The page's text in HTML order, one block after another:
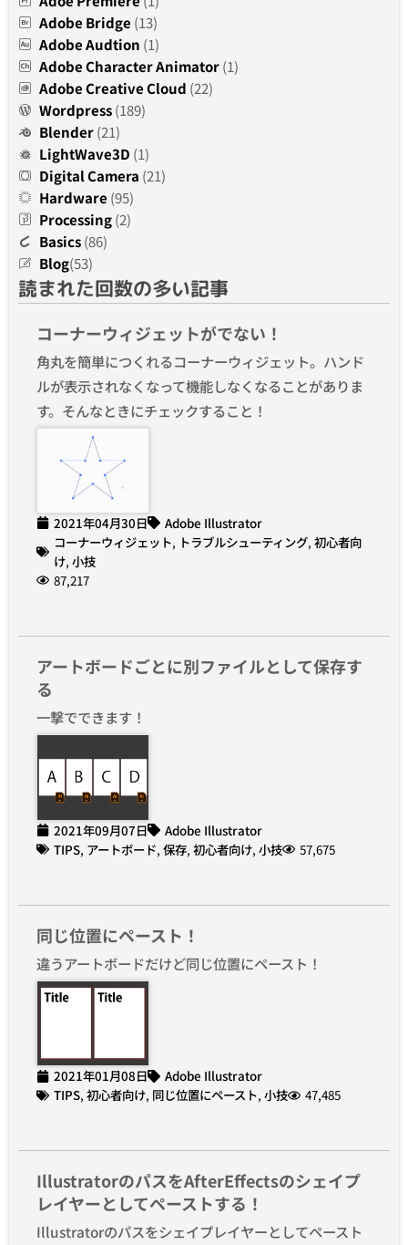
Adobe Bridge (13)
Adobe Audtion (1)
Adobe Character Animator(1)
Adobe Creative Cloud (22)
Wordpress(189)
Blender(21)
LightWave3D (1)
Digital Camera (21)
Hardware (95)
Processing(2)
Basics(86)
Blog(53)
読まれた回数の多い記事
コーナーウィジェットがでない！
角丸を簡単につくれるコーナーウィジェット。ハンド
ルが表示されなくなって機能しなくなることがありま
す。そんなときにチェックすること！
2021年04月30日
Adobe Illustrator
コーナーウィジェット, トラブルシューティング, 初心者向
け, 小技
87,217
アートボードごとに別ファイルとして保存す
る
一撃でできます！
2021年09月07日
Adobe Illustrator
TIPS, アートボード, 保存, 初心者向け, 小技 57,675
同じ位置にペースト！
違うアートボードだけど同じ位置にペースト！
2021年01月08日
Adobe Illustrator
TIPS, 初心者向け, 同じ位置にペースト, 小技 47,485
IllustratorのパスをAfterEffectsのシェイプ
レイヤーとしてペーストする！
Illustratorのパスをシェイプレイヤーとしてペースト